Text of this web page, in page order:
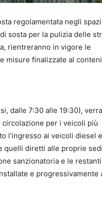
regolamentata negli
sosta per la pulizia delle
rientreranno in vigore le
misure finalizzate al
dalle 7:30 alle 19:30),
per i veicoli più
l’ingresso ai veicoli diesel
quelli diretti alle proprie
sanzionatoria e le
e progressivamente